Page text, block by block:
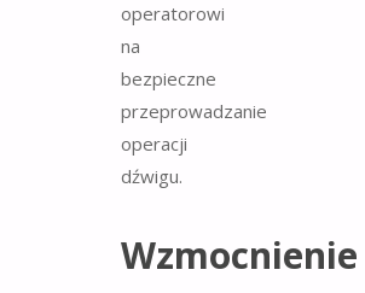
operatorowi
na
bezpieczne
przeprowadzanie
operacji
dźwigu.
Wzmocnienie